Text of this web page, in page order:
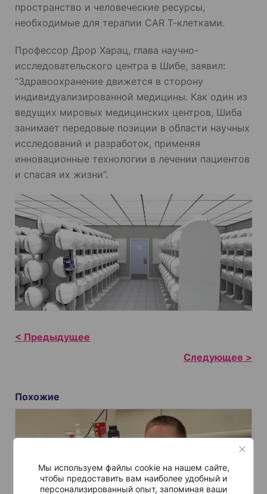
Мы используем файлы cookie на нашем сайте,
чтобы предоставить вам наиболее удобный и
персонализированный опыт, запоминая ваши
пространство и человеческие ресурсы,
необходимые для терапии CAR Т-клетками.
Профессор Дрор Харац, глава научно-
исследовательского центра в Шибе, заявил:
“Здравоохранение движется в сторону
индивидуализированной медицины. Как один из
ведущих мировых медицинских центров, Шиба
занимает передовые позиции в области научных
исследований и разработок, применяя
инновационные технологии в лечении пациентов
и спасая их жизни”.
Н
и
г
ц
Похожие